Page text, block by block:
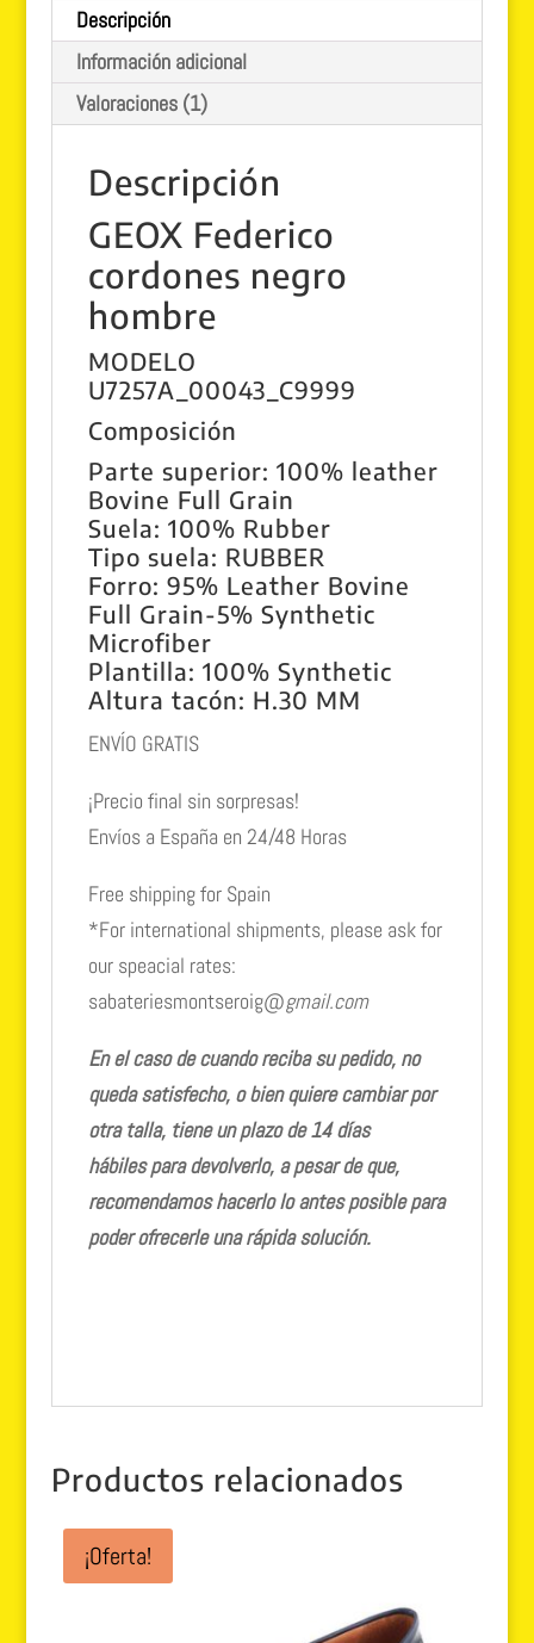
Descripción
Información adicional
Valoraciones (1)
Descripción
GEOX Federico
cordones negro
hombre
MODELO
U7257A_00043_C9999
Composición
Parte superior: 100% leather
Bovine Full Grain
Suela: 100% Rubber
Tipo suela: RUBBER
Forro: 95% Leather Bovine
Full Grain-5% Synthetic
Microfiber
Plantilla: 100% Synthetic
Altura tacón: H.30 MM
ENVÍO GRATIS
¡Precio final sin sorpresas!
Envíos a España en 24/48 Horas
Free shipping for Spain
*For international shipments, please ask for
our speacial rates:
sabateriesmontseroig@gmail.com
En el caso de cuando reciba su pedido, no
queda satisfecho, o bien quiere cambiar por
otra talla, tiene un plazo de 14 días
hábiles para devolverlo, a pesar de que,
recomendamos hacerlo lo antes posible para
poder ofrecerle una rápida solución.
Productos relacionados
¡Oferta!